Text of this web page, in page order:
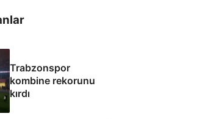
Trabzonspor
kombine rekorunu
kırdı